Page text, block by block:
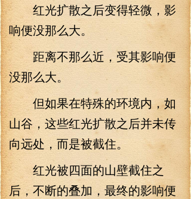
红光扩散之后变得轻微，影
响便没那么大。
距离不那么近，受其影响便
没那么大。
但如果在特殊的环境内，如
山谷，这些红光扩散之后并未传
向远处，而是被截住。
红光被四面的山壁截住之
后，不断的叠加，最终的影响便